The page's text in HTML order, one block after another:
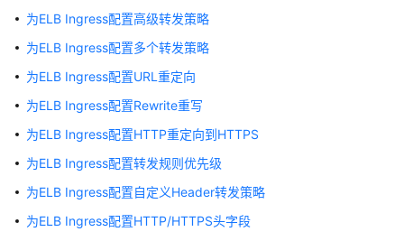
服
务
告
品
介
为ELB Ingress配置高级转发策略
为ELB Ingress配置多个转发策略
为ELB Ingress配置URL重定向
为ELB Ingress配置Rewrite重写
为ELB Ingress配置HTTP重定向到HTTPS
为ELB Ingress配置转发规则优先级
为ELB Ingress配置自定义Header转发策略
为ELB Ingress配置HTTP/HTTPS头字段